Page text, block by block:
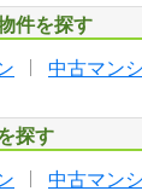
件を探す
中古マン
探す
中古マン